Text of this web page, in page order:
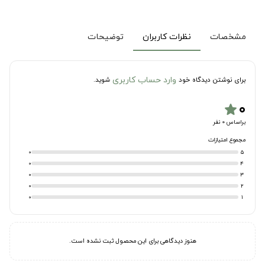
مشخصات نظرات کاربران توضیحات
برای نوشتن دیدگاه خود وارد حساب کاربری شوید.
۰star
براساس 0 نفر
مجموع امتیازات
5
0
4
0
3
0
2
0
1
0
هنوز دیدگاهی برای این محصول ثبت نشده است.